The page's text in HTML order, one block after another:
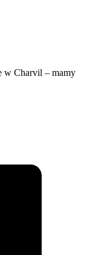
w Charvil – mamy